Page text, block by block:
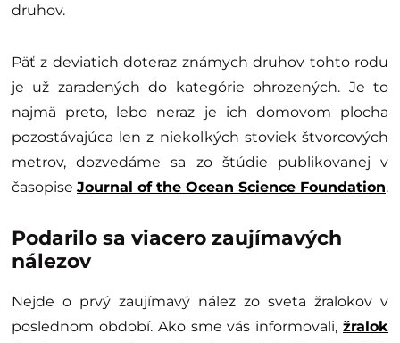
druhov.
Päť z deviatich doteraz známych druhov tohto rodu
je už zaradených do kategórie ohrozených. Je to
najmä preto, lebo neraz je ich domovom plocha
pozostávajúca len z niekoľkých stoviek štvorcových
metrov, dozvedáme sa zo štúdie publikovanej v
časopise Journal of the Ocean Science Foundation.
Podarilo sa viacero zaujímavých
nálezov
Nejde o prvý zaujímavý nález zo sveta žralokov v
poslednom období. Ako sme vás informovali, žralok